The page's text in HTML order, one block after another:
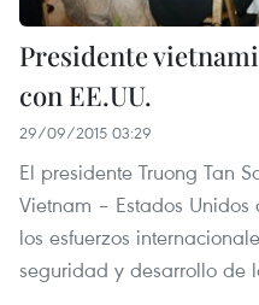
Presidente
con EE.UU.
29/09/2015 03:29
El presidente Truong Tan
Vietnam – Estados
los esfuerzos
seguridad y desarrollo de